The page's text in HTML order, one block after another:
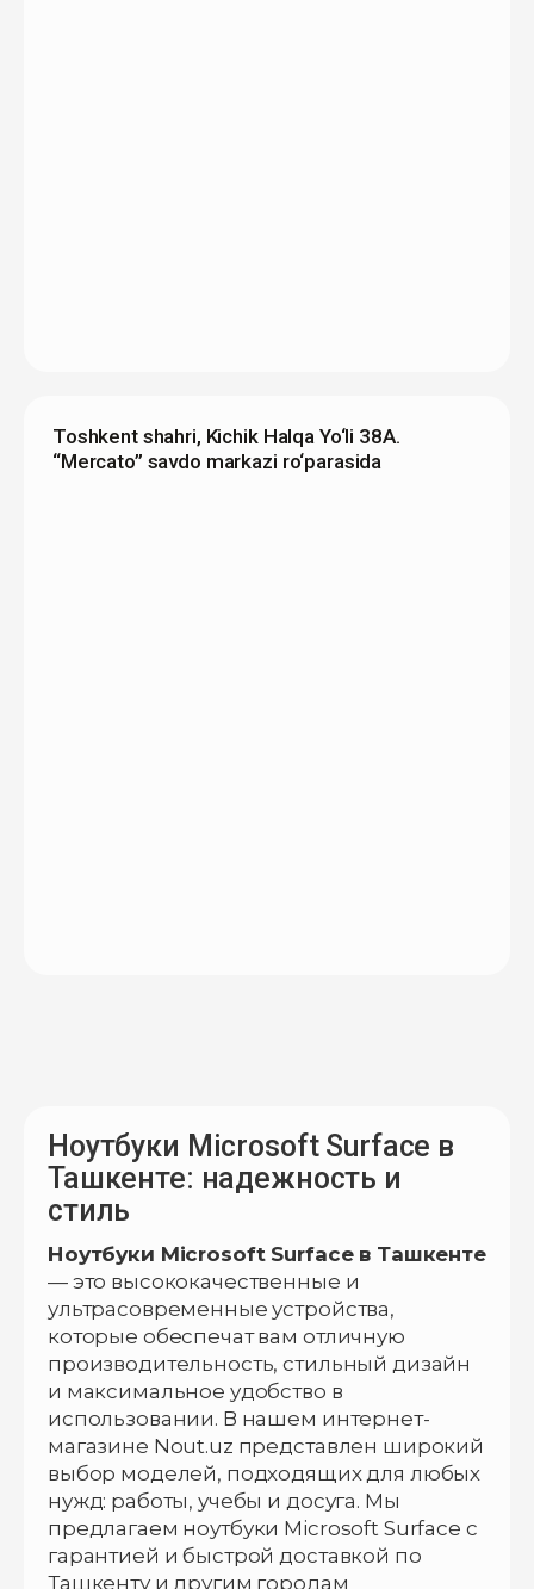
Toshkent shahri, Kichik Halqa Yo‘li 38A.
“Mercato” savdo markazi ro‘parasida
Ноутбуки Microsoft Surface в
Ташкенте: надежность и
стиль
Ноутбуки Microsoft Surface в Ташкенте
— это высококачественные и
ультрасовременные устройства,
которые обеспечат вам отличную
производительность, стильный дизайн
и максимальное удобство в
использовании. В нашем интернет-
магазине Nout.uz представлен широкий
выбор моделей, подходящих для любых
нужд: работы, учебы и досуга. Мы
предлагаем ноутбуки Microsoft Surface с
гарантией и быстрой доставкой по
Ташкенту и другим городам